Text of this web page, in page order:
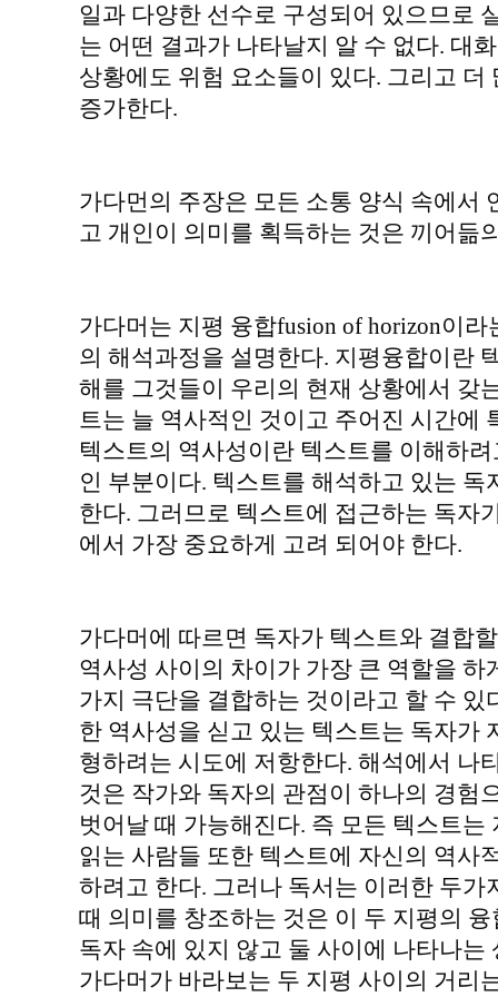
일과 다양한 선수로 구성되어 있으므로
는 어떤 결과가 나타날지 알 수 없다. 대
상황에도 위험 요소들이 있다. 그리고
증가한다.
가다먼의 주장은 모든 소통 양식 속에서
고 개인이 의미를 획득하는 것은 끼어듦
가다머는 지평 융합fusion of horizon이
의 해석과정을 설명한다. 지평융합이란
해를 그것들이 우리의 현재 상황에서 갖
트는 늘 역사적인 것이고 주어진 시간에
텍스트의 역사성이란 텍스트를 이해하
인 부분이다. 텍스트를 해석하고 있는
한다. 그러므로 텍스트에 접근하는 독자
에서 가장 중요하게 고려 되어야 한다.
가다머에 따르면 독자가 텍스트와 결합
역사성 사이의 차이가 가장 큰 역할을
가지 극단을 결합하는 것이라고 할 수
한 역사성을 싣고 있는 텍스트는 독자가
형하려는 시도에 저항한다. 해석에서 나
것은 작가와 독자의 관점이 하나의 경험
벗어날 때 가능해진다. 즉 모든 텍스트
읽는 사람들 또한 텍스트에 자신의 역사
하려고 한다. 그러나 독서는 이러한 두
때 의미를 창조하는 것은 이 두 지평의
독자 속에 있지 않고 둘 사이에 나타나
가다머가 바라보는 두 지평 사이의 거리